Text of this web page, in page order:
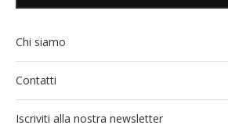
Chi siamo
Contatti
Iscriviti alla nostra newsletter